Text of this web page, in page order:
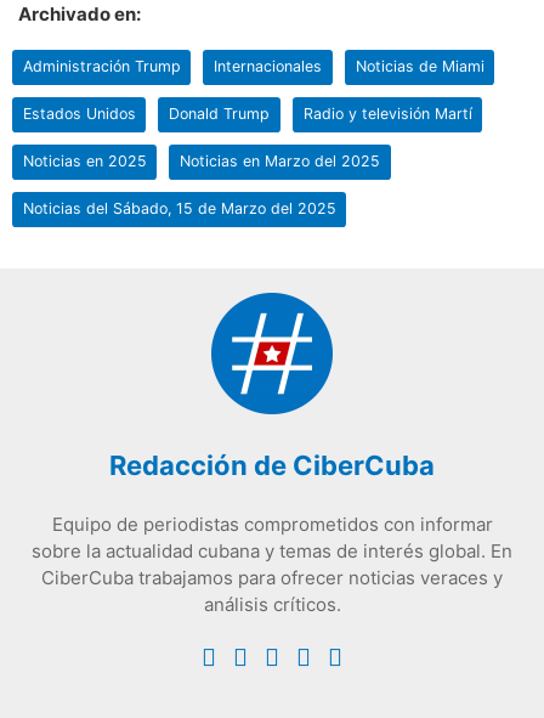
Archivado en:
Administración Trump Internacionales Noticias de Miami
Estados Unidos Donald Trump Radio y televisión Martí
Noticias en 2025 Noticias en Marzo del 2025
Noticias del Sábado, 15 de Marzo del 2025
Redacción de CiberCuba
Equipo de periodistas comprometidos con informar
sobre la actualidad cubana y temas de interés global. En
CiberCuba trabajamos para ofrecer noticias veraces y
análisis críticos.